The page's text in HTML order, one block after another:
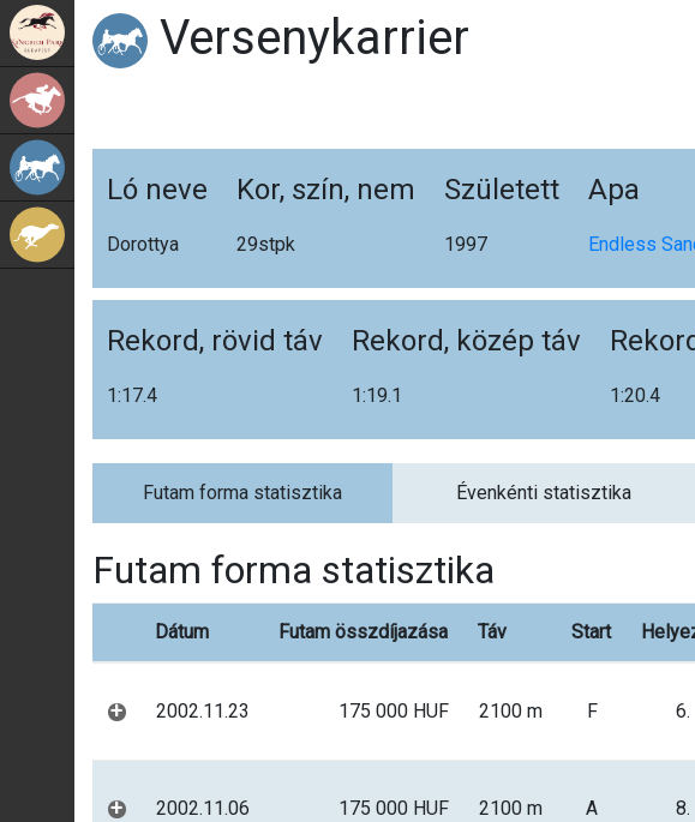
Kincsem Park
Agár
Versenykarrier
Ló neve
Dorottya
Kor, szín, nem
29stpk
Született
1997
Apa
Endless
Rekord, rövid táv
1:17.4
Rekord, közép táv
1:19.1 1:20.4
Futam forma statisztika Évenkénti statisztika
Futam forma statisztika
Dátum Futam összdíjazása Táv Start
+ 2002.11.23 175 000 HUF 2100 m F 6.
+ 2002.11.06 175 000 HUF 2100 m A 8.